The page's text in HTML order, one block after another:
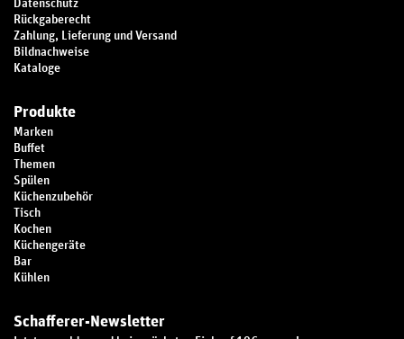
Datenschutz
Rückgaberecht
Zahlung, Lieferung und Versand
Bildnachweise
Kataloge
Produkte
Marken
Buffet
Themen
Spülen
Küchenzubehör
Tisch
Kochen
Küchengeräte
Bar
Kühlen
Schafferer-Newsletter